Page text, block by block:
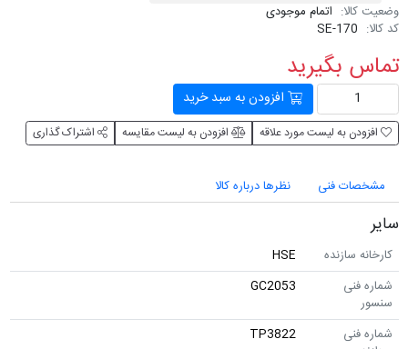
اتمام موجودی
SE-170
افزودن به سبد خرید
به لیست مورد علاقه افزودن به لیست مقایسه اشتراک گذاری
فنی نظرها درباره کالا
HSE
GC2053
TP3822